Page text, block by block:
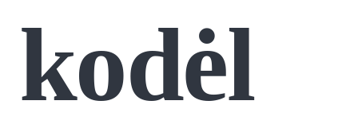
kodėl